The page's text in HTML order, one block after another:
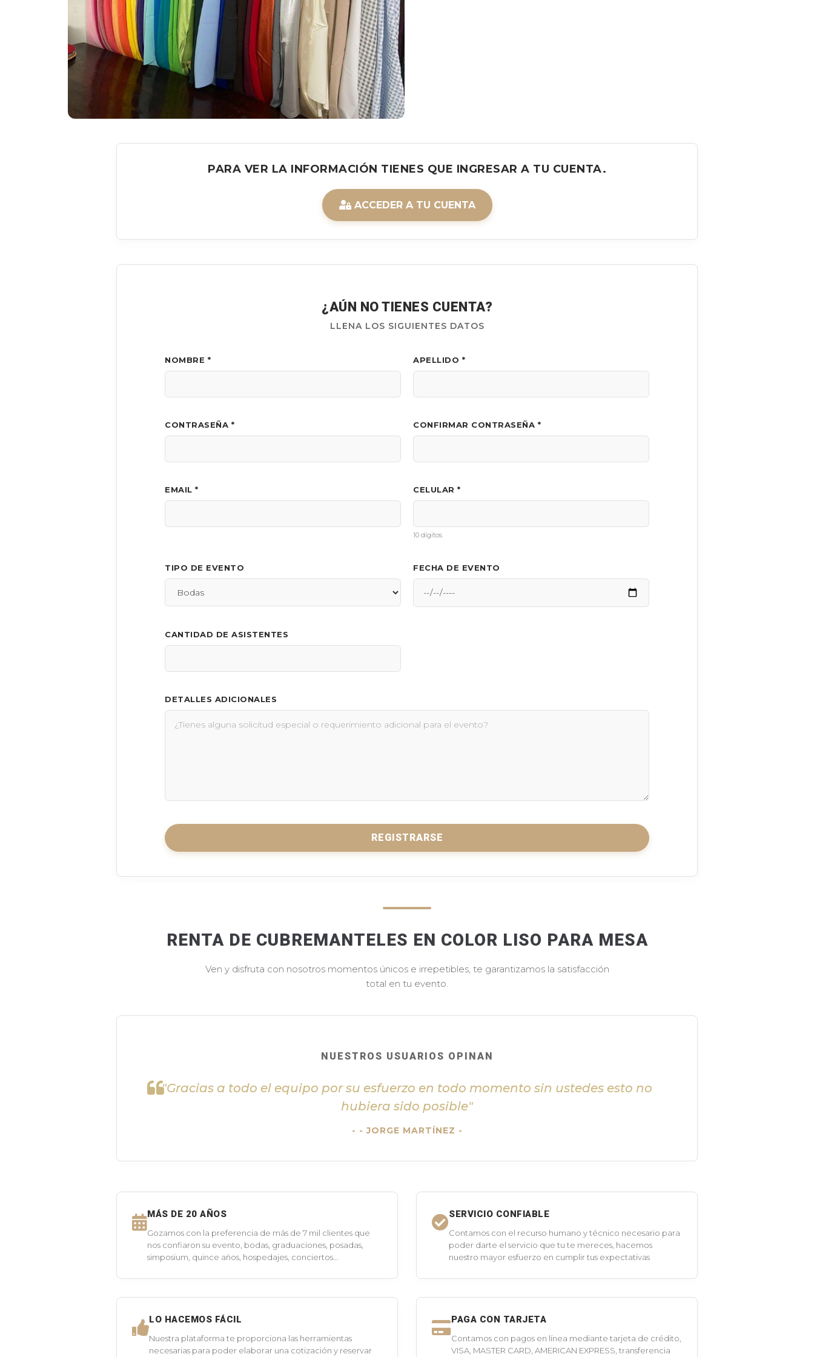
PARA VER LA INFORMACIÓN TIENES QUE INGRESAR A TU CUENTA.
ACCEDER A TU CUENTA
¿AÚN NO TIENES CUENTA?
LLENA LOS SIGUIENTES DATOS
NOMBRE * APELLIDO *
CONTRASEÑA * CONFIRMAR CONTRASEÑA *
EMAIL * CELULAR *
10 dígitos
TIPO DE EVENTO FECHA DE EVENTO
CANTIDAD DE ASISTENTES
DETALLES ADICIONALES
REGISTRARSE
RENTA DE CUBREMANTELES EN COLOR LISO PARA MESA
Ven y disfruta con nosotros momentos únicos e irrepetibles, te garantizamos la satisfacción
total en tu evento.
NUESTROS USUARIOS OPINAN
"Gracias a todo el equipo por su esfuerzo en todo momento sin ustedes esto no
hubiera sido posible"
- JORGE MARTÍNEZ -
MÁS DE 20 AÑOS
Gozamos con la preferencia de más de 7 mil clientes que
nos confiaron su evento, bodas, graduaciones, posadas,
simposium, quince años, hospedajes, conciertos...
SERVICIO CONFIABLE
Contamos con el recurso humano y técnico necesario para
poder darte el servicio que tu te mereces, hacemos
nuestro mayor esfuerzo en cumplir tus expectativas
LO HACEMOS FÁCIL
Nuestra plataforma te proporciona las herramientas
necesarias para poder elaborar una cotización y reservar
PAGA CON TARJETA
Contamos con pagos en línea mediante tarjeta de crédito,
VISA, MASTER CARD, AMERICAN EXPRESS, transferencia